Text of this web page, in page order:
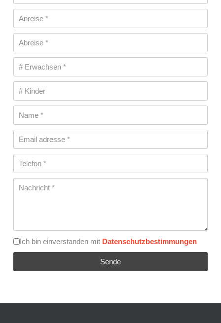
Datenschutzbestimmungen*
Ich bin einverstanden mit Datenschutzbestimmungen
Sende